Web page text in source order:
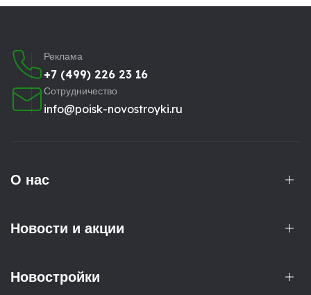
Реклама
+7 (499) 226 23 16
Сотрудничество
info@poisk-novostroyki.ru
О нас
Новости и акции
Новостройки